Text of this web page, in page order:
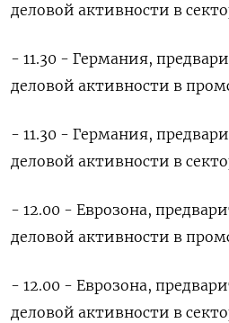
деловой активности в
- 11.30 - Германия,
деловой активности в
- 11.30 - Германия,
деловой активности в
- 12.00 - Еврозона,
деловой активности в
- 12.00 - Еврозона,
деловой активности в